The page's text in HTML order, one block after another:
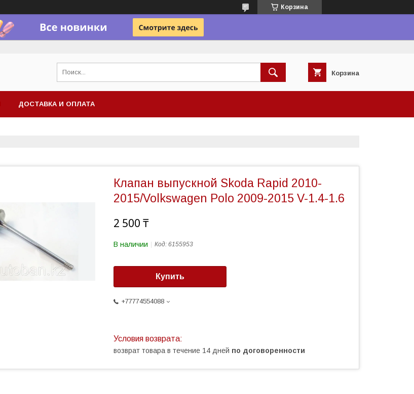
Корзина
Корзина
ДОСТАВКА И ОПЛАТА
Клапан выпускной Skoda Rapid 2010-
2015/Volkswagen Polo 2009-2015 V-1.4-1.6
2 500 ₸
В наличии Код: 6155953
Купить
+77774554088
возврат товара в течение 14 дней по договоренности